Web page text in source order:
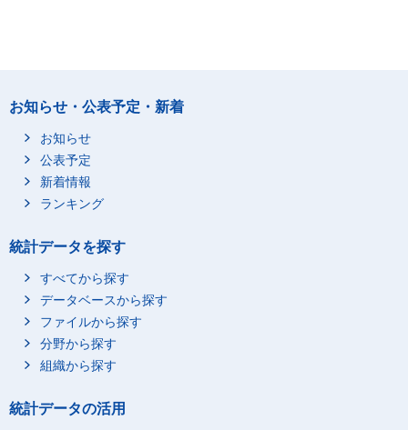
お知らせ・公表予定・新着
お知らせ
公表予定
新着情報
ランキング
統計データを探す
すべてから探す
データベースから探す
ファイルから探す
分野から探す
組織から探す
統計データの活用